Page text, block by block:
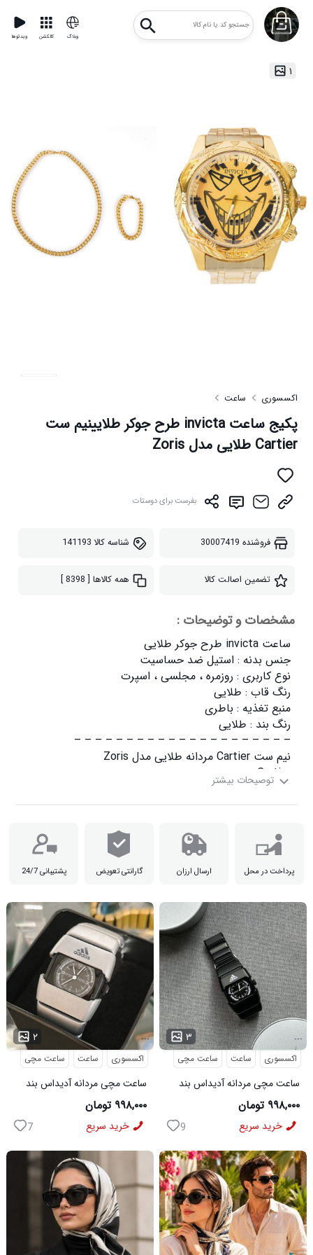
ویدئوها کالکشن وبلاگ
۱
اکسسوری ساعت
پکیج ساعت invicta طرح جوکر طلایینیم ست
Cartier طلایی مدل Zoris
بفرست برای دوستات
فروشنده 30007419 شناسه کالا 141193
تضمین اصالت کالا همه کالاها [ 8398 ]
مشخصات و توضیحات :
رنگبندی : طلایی
21 سانتی متر
پرداخت در محل ارسال ارزان گارانتی تعویض پشتیبانی 24/7
۲ ...
اکسسوری ساعت ساعت مچی
ساعت مچی مردانه آدیداس بند
استیل فنری لوکس نقره ای
۹۹۸,۰۰۰ تومان
خرید سریع 7
۳ ...
اکسسوری ساعت ساعت مچی
ساعت مچی مردانه آدیداس بند
استیل فنری لوکس مشکی
۹۹۸,۰۰۰ تومان
خرید سریع 9